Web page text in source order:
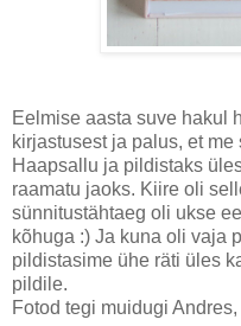
Eelmise aasta suve hakul
kirjastusest ja palus, et
Haapsallu ja pildistaks
raamatu jaoks. Kiire oli
sünnitustähtaeg oli ukse
kõhuga :) Ja kuna oli vaja
pildistasime ühe räti üles
pildile.
Fotod tegi muidugi